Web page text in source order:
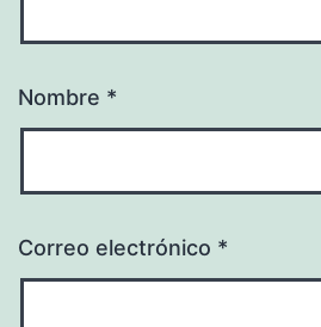
Nombre *
Correo electrónico *